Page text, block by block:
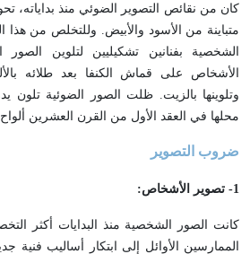
كان من نقائص التصوير الضوئي منذ بداياته،
متباينة من الأسود والأبيض. وللتخلص من هذا
الشخصية بفنانين تشكيليين لتلوين الصور
الأشخاص على قماش الكنفا بعد طلائه
محلها في العقد الأول من القرن العشرين ألواح
ضروب التصوير
1- تصوير الأشخاص:
كانت الصور الشخصية منذ البدايات أكثر
الممارسين الأوائل إلى ابتكار أساليب فنية